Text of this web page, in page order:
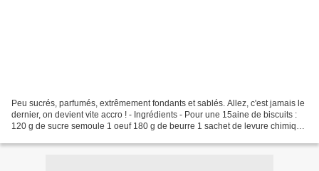
Peu sucrés, parfumés, extrêmement fondants et sablés. Allez, c'est jamais le
dernier, on devient vite accro ! - Ingrédients - Pour une 15aine de biscuits :
120 g de sucre semoule 1 oeuf 180 g de beurre 1 sachet de levure chimique